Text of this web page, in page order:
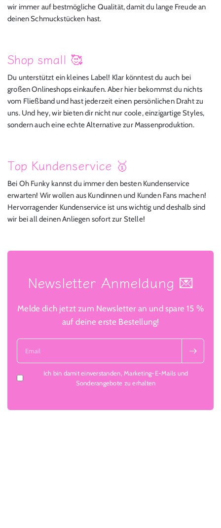
wir immer auf bestmögliche Qualität, damit du lange Freude an
deinen Schmuckstücken hast.
Shop small 🥰
Du unterstützt ein kleines Label! Klar könntest du auch bei
großen Onlineshops einkaufen. Aber hier bekommst du nichts
vom Fließband und hast jederzeit einen persönlichen Draht zu
uns. Und hey, wir bieten dir nicht nur coole, einzigartige Styles,
sondern auch eine echte Alternative zur Massenproduktion.
Top Kundenservice 🥇
Bei Oh Funky kannst du immer den besten Kundenservice
erwarten! Wir wollen aus Kundinnen und Kunden Fans machen!
Hervorragender Kundenservice ist uns wichtig und deshalb sind
wir bei all deinen Anliegen sofort zur Stelle!
Newsletter Anmeldung 💌
Melde dich jetzt zum Newsletter an und spare 15 %
auf deine erste Bestellung!
Email
Ich bin damit einverstanden, Marketing-E-Mails und
Sonderangebote zu erhalten